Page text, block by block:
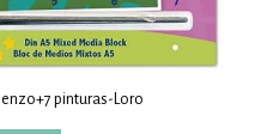
pinturas-Loro